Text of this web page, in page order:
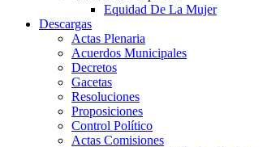
Equidad De La Mujer
Descargas
Actas Plenaria
Acuerdos Municipales
Decretos
Gacetas
Resoluciones
Proposiciones
Control Político
Actas Comisiones